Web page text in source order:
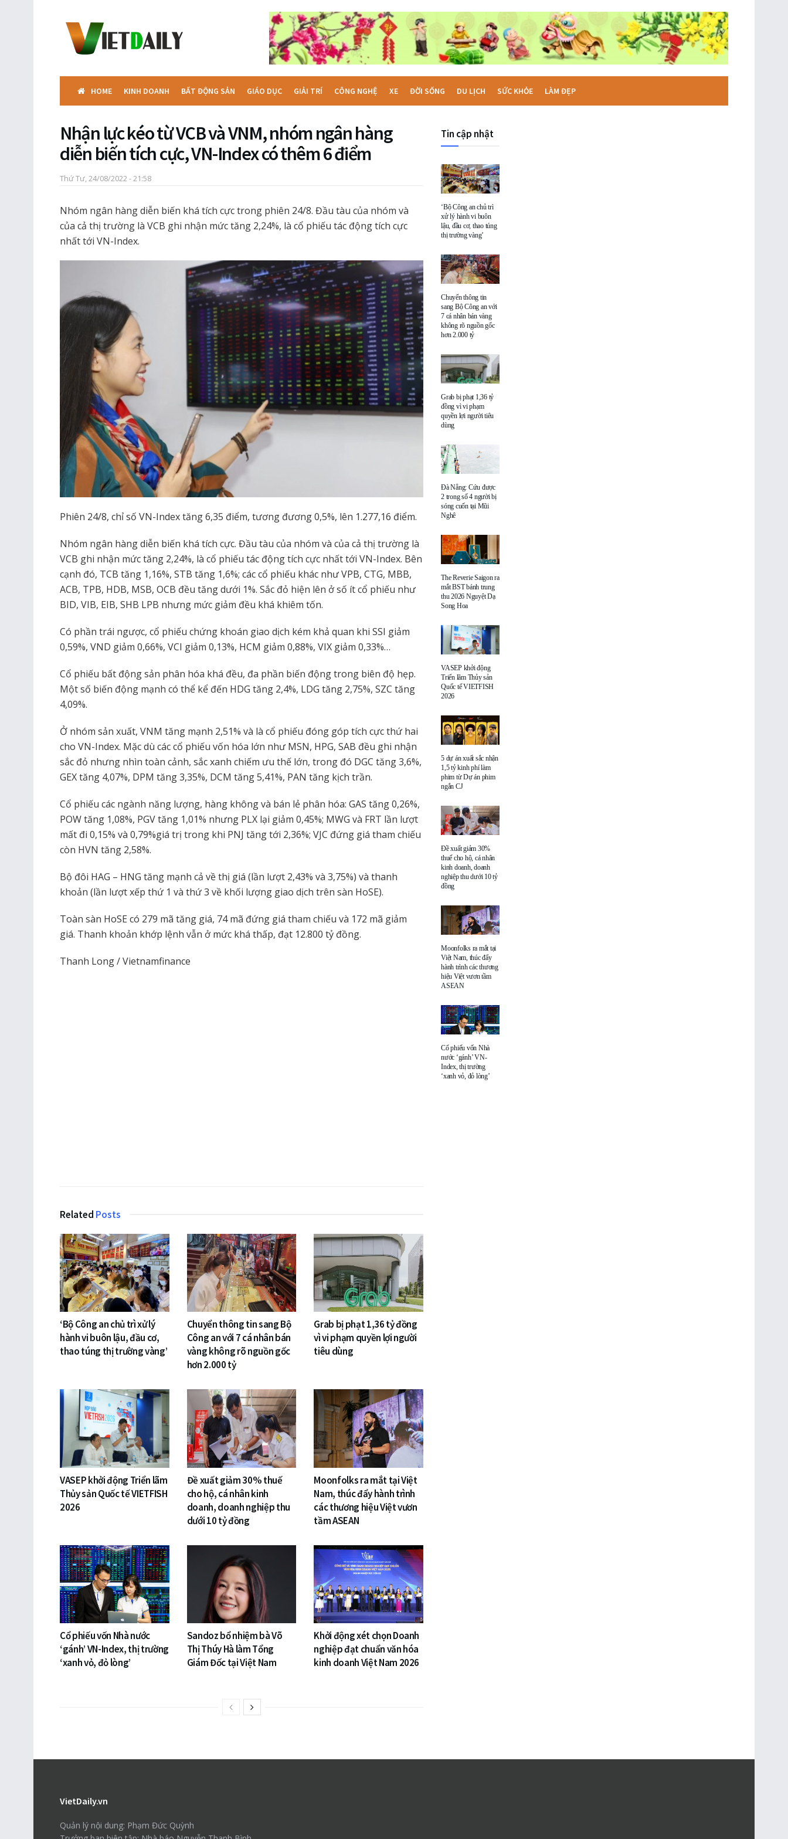
HOME KINH DOANH BẤT ĐỘNG SẢN GIÁO DỤC GIẢI TRÍ CÔNG NGHỆ XE ĐỜI SỐNG DU LỊCH SỨC KHỎE LÀM ĐẸP
Nhận lực kéo từ VCB và VNM, nhóm ngân hàng
diễn biến tích cực, VN-Index có thêm 6 điểm
Thứ Tư, 24/08/2022 - 21:58
Nhóm ngân hàng diễn biến khá tích cực trong phiên 24/8. Đầu tàu của nhóm và
của cả thị trường là VCB ghi nhận mức tăng 2,24%, là cổ phiếu tác động tích cực
nhất tới VN-Index.
Phiên 24/8, chỉ số VN-Index tăng 6,35 điểm, tương đương 0,5%, lên 1.277,16 điểm.
Nhóm ngân hàng diễn biến khá tích cực. Đầu tàu của nhóm và của cả thị trường là
VCB ghi nhận mức tăng 2,24%, là cổ phiếu tác động tích cực nhất tới VN-Index. Bên
cạnh đó, TCB tăng 1,16%, STB tăng 1,6%; các cổ phiếu khác như VPB, CTG, MBB,
ACB, TPB, HDB, MSB, OCB đều tăng dưới 1%. Sắc đỏ hiện lên ở số ít cổ phiếu như
BID, VIB, EIB, SHB LPB nhưng mức giảm đều khá khiêm tốn.
Có phần trái ngược, cổ phiếu chứng khoán giao dịch kém khả quan khi SSI giảm
0,59%, VND giảm 0,66%, VCI giảm 0,13%, HCM giảm 0,88%, VIX giảm 0,33%…
Cổ phiếu bất động sản phân hóa khá đều, đa phần biến động trong biên độ hẹp.
Một số biến động mạnh có thể kể đến HDG tăng 2,4%, LDG tăng 2,75%, SZC tăng
4,09%.
Ở nhóm sản xuất, VNM tăng mạnh 2,51% và là cổ phiếu đóng góp tích cực thứ hai
cho VN-Index. Mặc dù các cổ phiếu vốn hóa lớn như MSN, HPG, SAB đều ghi nhận
sắc đỏ nhưng nhìn toàn cảnh, sắc xanh chiếm ưu thế lớn, trong đó DGC tăng 3,6%,
GEX tăng 4,07%, DPM tăng 3,35%, DCM tăng 5,41%, PAN tăng kịch trần.
Cổ phiếu các ngành năng lượng, hàng không và bán lẻ phân hóa: GAS tăng 0,26%,
POW tăng 1,08%, PGV tăng 1,01% nhưng PLX lại giảm 0,45%; MWG và FRT lần lượt
mất đi 0,15% và 0,79%giá trị trong khi PNJ tăng tới 2,36%; VJC đứng giá tham chiếu
còn HVN tăng 2,58%.
Bộ đôi HAG – HNG tăng mạnh cả về thị giá (lần lượt 2,43% và 3,75%) và thanh
khoản (lần lượt xếp thứ 1 và thứ 3 về khối lượng giao dịch trên sàn HoSE).
Toàn sàn HoSE có 279 mã tăng giá, 74 mã đứng giá tham chiếu và 172 mã giảm
giá. Thanh khoản khớp lệnh vẫn ở mức khá thấp, đạt 12.800 tỷ đồng.
Thanh Long / Vietnamfinance
Related Posts
‘Bộ Công an chủ trì xử lý
hành vi buôn lậu, đầu cơ,
thao túng thị trường vàng’
Chuyển thông tin sang Bộ
Công an với 7 cá nhân bán
vàng không rõ nguồn gốc
hơn 2.000 tỷ
Grab bị phạt 1,36 tỷ đồng
vì vi phạm quyền lợi người
tiêu dùng
VASEP khởi động Triển lãm
Thủy sản Quốc tế VIETFISH
2026
Đề xuất giảm 30% thuế
cho hộ, cá nhân kinh
doanh, doanh nghiệp thu
dưới 10 tỷ đồng
Moonfolks ra mắt tại Việt
Nam, thúc đẩy hành trình
các thương hiệu Việt vươn
tầm ASEAN
Cổ phiếu vốn Nhà nước
‘gánh’ VN-Index, thị trường
‘xanh vỏ, đỏ lòng’
Sandoz bổ nhiệm bà Võ
Thị Thúy Hà làm Tổng
Giám Đốc tại Việt Nam
Khởi động xét chọn Doanh
nghiệp đạt chuẩn văn hóa
kinh doanh Việt Nam 2026
Tin cập nhật
‘Bộ Công an chủ trì
xử lý hành vi buôn
lậu, đầu cơ, thao túng
thị trường vàng’
Chuyển thông tin
sang Bộ Công an với
7 cá nhân bán vàng
không rõ nguồn gốc
hơn 2.000 tỷ
Grab bị phạt 1,36 tỷ
đồng vì vi phạm
quyền lợi người tiêu
dùng
Đà Nẵng: Cứu được
2 trong số 4 người bị
sóng cuốn tại Mũi
Nghê
The Reverie Saigon ra
mắt BST bánh trung
thu 2026 Nguyệt Dạ
Song Hoa
VASEP khởi động
Triển lãm Thủy sản
Quốc tế VIETFISH
2026
5 dự án xuất sắc nhận
1,5 tỷ kinh phí làm
phim từ Dự án phim
ngắn CJ
Đề xuất giảm 30%
thuế cho hộ, cá nhân
kinh doanh, doanh
nghiệp thu dưới 10 tỷ
đồng
Moonfolks ra mắt tại
Việt Nam, thúc đẩy
hành trình các thương
hiệu Việt vươn tầm
ASEAN
Cổ phiếu vốn Nhà
nước ‘gánh’ VN-
Index, thị trường
‘xanh vỏ, đỏ lòng’
VietDaily.vn
Quản lý nội dung: Phạm Đức Quỳnh